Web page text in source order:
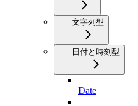
文字列型
日付と時刻型
Date